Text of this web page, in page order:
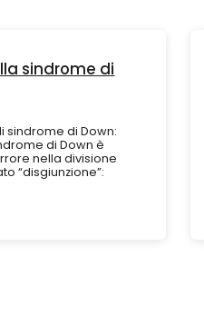
sindrome di
sindrome di Down:
di Down è
nella divisione
“disgiunzione”: